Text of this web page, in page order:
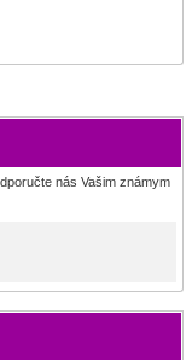
nás Vašim známym